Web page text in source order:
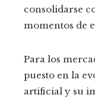
consolidarse
momentos de
Para los
puesto en la
artificial y su